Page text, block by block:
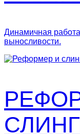
Динамичная
выносливости.